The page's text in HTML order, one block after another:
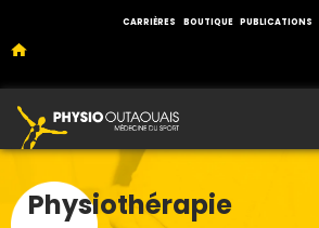
CARRIÈRES BOUTIQUE PUBLICATIONS
Physiothérapie